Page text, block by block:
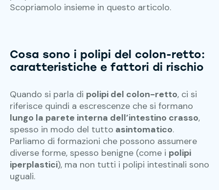
Scopriamolo insieme in questo articolo.
Cosa sono i polipi del colon-retto:
caratteristiche e fattori di rischio
Quando si parla di polipi del colon-retto, ci si
riferisce quindi a escrescenze che si formano
lungo la parete interna dell’intestino crasso,
spesso in modo del tutto asintomatico.
Parliamo di formazioni che possono assumere
diverse forme, spesso benigne (come i polipi
iperplastici), ma non tutti i polipi intestinali sono
uguali.